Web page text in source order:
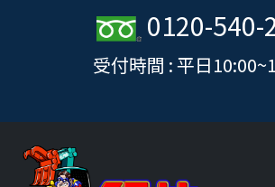
0120-540-
受付時間 : 平日